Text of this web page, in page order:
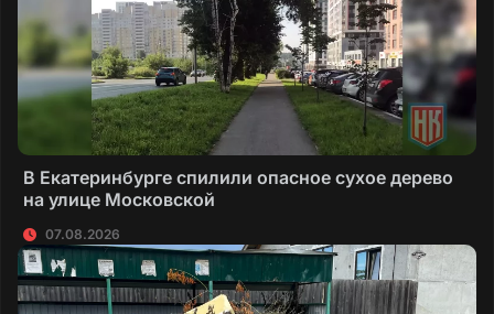
В Екатеринбурге спилили опасное сухое дерево
на улице Московской
07.08.2026